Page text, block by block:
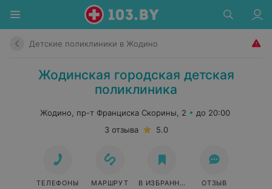
Детские поликлиники в Жодино
Жодинская городская детская
поликлиника
Жодино, пр-т Франциска Скорины, 2
до 20:00
3 отзыва
5.0
ТЕЛЕФОНЫ МАРШРУТ В ИЗБРАННОЕ ОТЗЫВ